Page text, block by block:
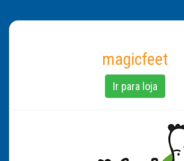
magicfeet
Ir para loja